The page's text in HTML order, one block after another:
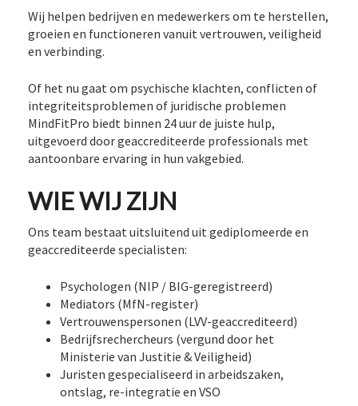
Wij helpen bedrijven en medewerkers om te herstellen,
groeien en functioneren vanuit vertrouwen, veiligheid
en verbinding.
Of het nu gaat om psychische klachten, conflicten of
integriteitsproblemen of juridische problemen
MindFitPro biedt binnen 24 uur de juiste hulp,
uitgevoerd door geaccrediteerde professionals met
aantoonbare ervaring in hun vakgebied.
WIE WIJ ZIJN
Ons team bestaat uitsluitend uit gediplomeerde en
geaccrediteerde specialisten:
Psychologen (NIP / BIG-geregistreerd)
Mediators (MfN-register)
Vertrouwenspersonen (LVV-geaccrediteerd)
Bedrijfsrechercheurs (vergund door het
Ministerie van Justitie & Veiligheid)
Juristen gespecialiseerd in arbeidszaken,
ontslag, re-integratie en VSO